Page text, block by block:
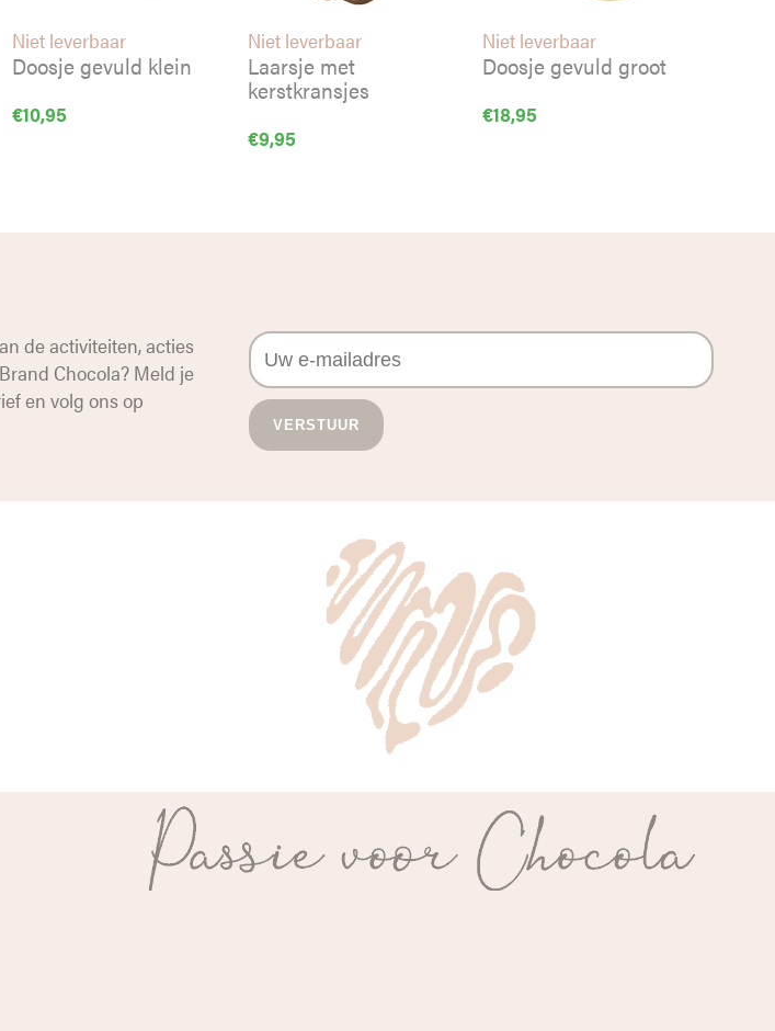
Niet leverbaar
Doosje gevuld klein
€10,95
Niet leverbaar
Laarsje met
kerstkransjes
€9,95
Niet leverbaar
Doosje gevuld groot
€18,95
de activiteiten, acties
Chocola? Meld je
en volg ons op